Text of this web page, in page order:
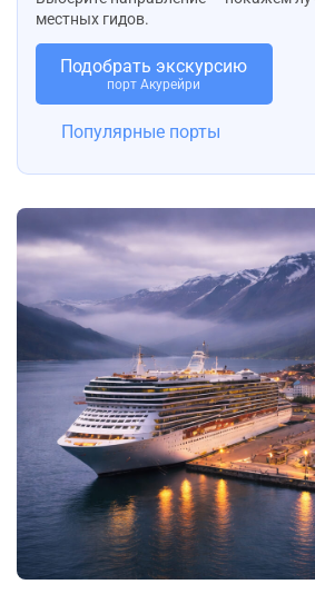
местных гидов.
Подобрать экскурсию
порт Акурейри
Популярные порты